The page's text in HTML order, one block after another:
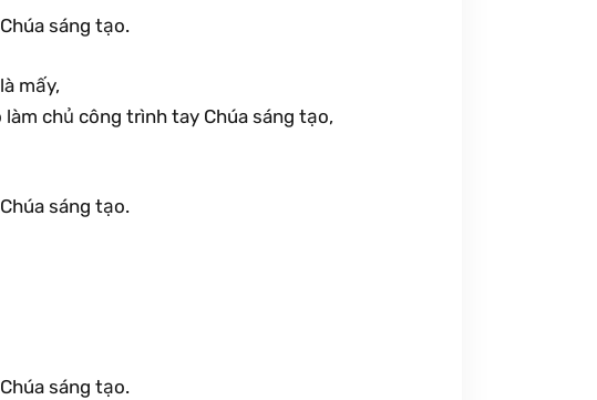
sáng tạo.
mấy,
chủ công trình tay Chúa sáng tạo,
sáng tạo.
sáng tạo.